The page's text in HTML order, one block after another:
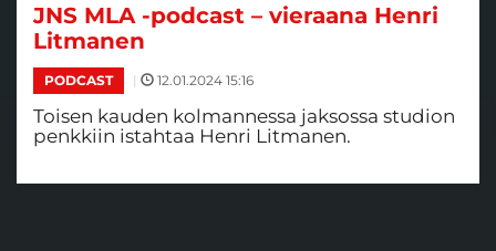
JNS MLA -podcast – vieraana Henri
Litmanen
PODCAST | 12.01.2024 15:16
Toisen kauden kolmannessa jaksossa studion
penkkiin istahtaa Henri Litmanen.